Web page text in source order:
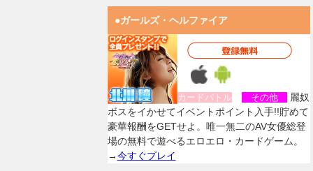
●ガールズ・ヘルファイア
カードバトル その他
麗奴
ボスをイかせてイベントポイント入手!!貯めて
豪華報酬をGETせよ。唯一無二のAV女優総登
場の無料で遊べるエロエロ・カードゲーム。
→今すぐプレイ